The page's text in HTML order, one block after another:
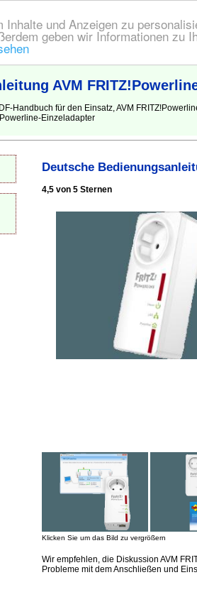
und Anzeigen zu
geben wir Informationen zu
die deutsche Anleitung!
AVM
Handbuch für den Einsatz, AVM
Einzeladapter
Deutsche
4,5 von 5 Sternen
Klicken Sie um das Bild zu vergrößern
Wir empfehlen, die Diskussion AVM
Probleme mit dem Anschließen und